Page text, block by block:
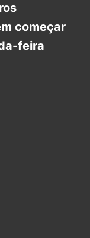
começar
feira